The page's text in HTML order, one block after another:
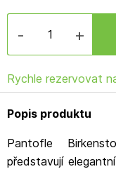
- +
Rychle rezervovat
Popis produktu
Pantofle
představují